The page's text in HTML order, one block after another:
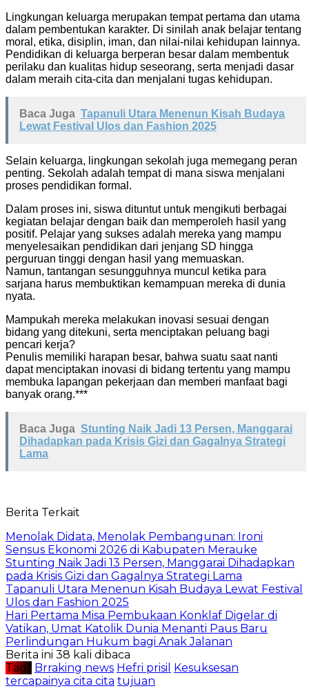
Lingkungan keluarga merupakan tempat pertama dan utama
dalam pembentukan karakter. Di sinilah anak belajar tentang
moral, etika, disiplin, iman, dan nilai-nilai kehidupan lainnya.
Pendidikan di keluarga berperan besar dalam membentuk
perilaku dan kualitas hidup seseorang, serta menjadi dasar
dalam meraih cita-cita dan menjalani tugas kehidupan.
Baca Juga Tapanuli Utara Menenun Kisah Budaya
Lewat Festival Ulos dan Fashion 2025
Selain keluarga, lingkungan sekolah juga memegang peran
penting. Sekolah adalah tempat di mana siswa menjalani
proses pendidikan formal.
Dalam proses ini, siswa dituntut untuk mengikuti berbagai
kegiatan belajar dengan baik dan memperoleh hasil yang
positif. Pelajar yang sukses adalah mereka yang mampu
menyelesaikan pendidikan dari jenjang SD hingga
perguruan tinggi dengan hasil yang memuaskan.
Namun, tantangan sesungguhnya muncul ketika para
sarjana harus membuktikan kemampuan mereka di dunia
nyata.
Mampukah mereka melakukan inovasi sesuai dengan
bidang yang ditekuni, serta menciptakan peluang bagi
pencari kerja?
Penulis memiliki harapan besar, bahwa suatu saat nanti
dapat menciptakan inovasi di bidang tertentu yang mampu
membuka lapangan pekerjaan dan memberi manfaat bagi
banyak orang.***
Baca Juga Stunting Naik Jadi 13 Persen, Manggarai
Dihadapkan pada Krisis Gizi dan Gagalnya Strategi
Lama
Berita Terkait
Menolak Didata, Menolak Pembangunan: Ironi
Sensus Ekonomi 2026 di Kabupaten Merauke
Stunting Naik Jadi 13 Persen, Manggarai Dihadapkan
pada Krisis Gizi dan Gagalnya Strategi Lama
Tapanuli Utara Menenun Kisah Budaya Lewat Festival
Ulos dan Fashion 2025
Hari Pertama Misa Pembukaan Konklaf Digelar di
Vatikan, Umat Katolik Dunia Menanti Paus Baru
Perlindungan Hukum bagi Anak Jalanan
Berita ini 38 kali dibaca
Tag :
Brraking news Hefri prisil Kesuksesan
tercapainya cita cita tujuan